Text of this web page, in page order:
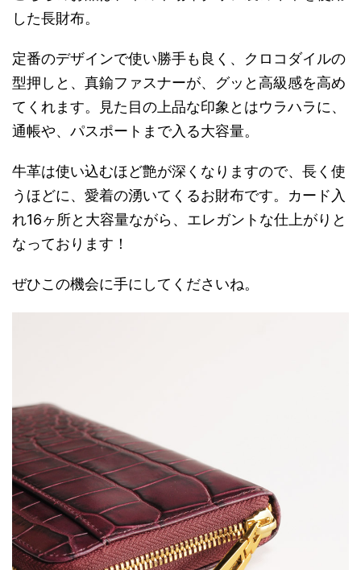
した長財布。
定番のデザインで使い勝手も良く、クロコダイルの
型押しと、真鍮ファスナーが、グッと高級感を高め
てくれます。見た目の上品な印象とはウラハラに、
通帳や、パスポートまで入る大容量。
牛革は使い込むほど艶が深くなりますので、長く使
うほどに、愛着の湧いてくるお財布です。カード入
れ16ヶ所と大容量ながら、エレガントな仕上がりと
なっております！
ぜひこの機会に手にしてくださいね。